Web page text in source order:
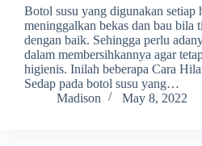
Botol susu yang digunakan setiap
meninggalkan bekas dan bau bila
dengan baik. Sehingga perlu
dalam membersihkannya agar
higienis. Inilah beberapa Cara
Sedap pada botol susu yang…
Madison
May 8, 2022